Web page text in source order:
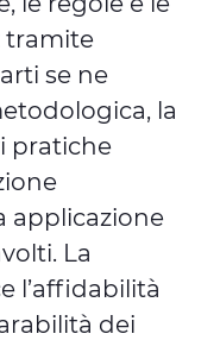
tramite
se ne
la
pratiche
applicazione
La
l’affidabilità
dei